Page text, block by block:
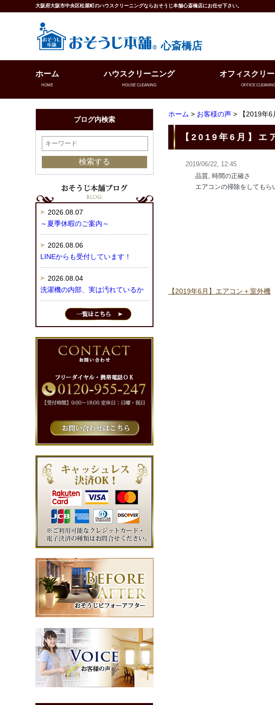
大阪府大阪市中央区松屋町のハウスクリーニングならおそうじ本舗心斎橋店にお任せ下さい。
心斎橋店
ホーム
HOME
ハウスクリーニング
HOUSE CLEANING
オフィスクリ
OFFICE
ホーム > お客様の声 > 【2019年6
【2019年6月】エ
2019/06/22, 12:45
品質, 時間の正確さ
エアコンの掃除をしてもら
【2019年6月】エアコン＋室外機
ブログ内検索
2026.08.07
～夏季休暇のご案内～
2026.08.06
LINEからも受付しています！
2026.08.04
洗濯機の内部、実は汚れているか